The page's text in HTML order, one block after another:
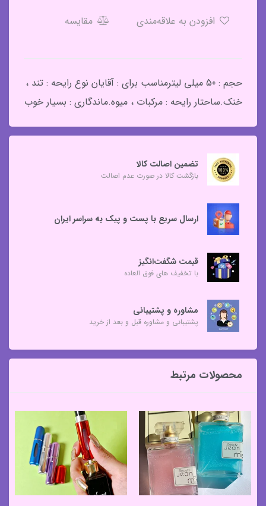
مقایسه
حجم : 50 میلی لیترمناسب برای : آقایان نوع رایحه : تند ،
خنک.ساحتار رایحه : مرکبات ، میوه.ماندگاری : بسیار خوب
تضمین اصالت کالا
بازگشت کالا در صورت عدم اصالت
ارسال سریع با پست و پیک به سراسر ایران
قیمت شگفت‌انگیز
با تخفیف های فوق العاده
مشاوره و پشتیبانی
پشتیبانی و مشاوره قبل و بعد از خرید
محصولات مرتبط